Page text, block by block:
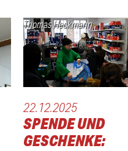
Thomas Heckmann
22.12.2025
SPENDE UND
GESCHENKE: